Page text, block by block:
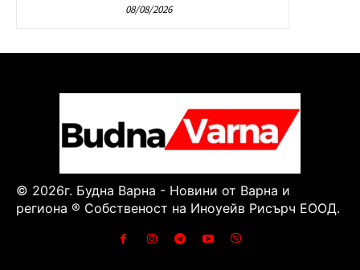
08/08/2026
© 2026г. Будна Варна - Новини от Варна и
региона ® Собственост на Иноуейв Рисърч ЕООД.